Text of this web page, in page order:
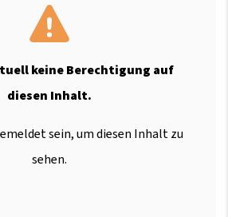
keine Berechtigung auf
diesen Inhalt.
sein, um diesen Inhalt zu
sehen.